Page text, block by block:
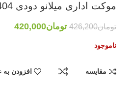
موکت اداری میلانو دودی 7404
تومان426,200 تومان420,000
ناموجود
مقایسه افزودن به